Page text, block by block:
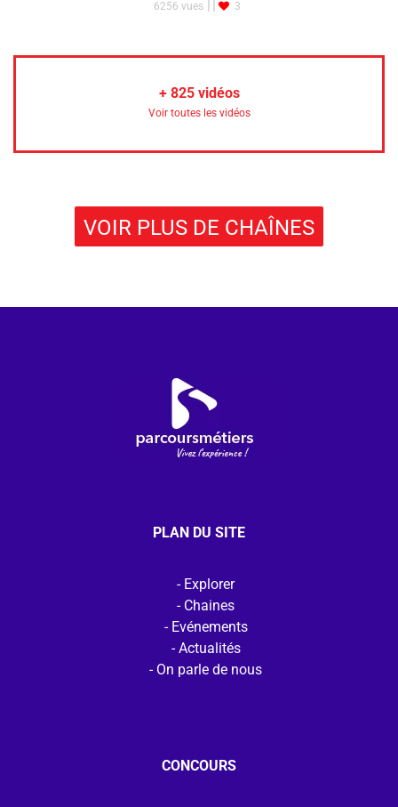
6256 vues
3
+ 825vidéos
Voir toutes les vidéos
VOIR PLUS DE CHAÎNES
PLAN DU SITE
Explorer
Chaines
Evénements
Actualités
On parle de nous
CONCOURS